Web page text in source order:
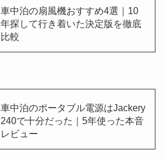
車中泊の扇風機おすすめ4選｜10
年探して行き着いた決定版を徹底
比較
車中泊のポータブル電源はJackery
240で十分だった｜5年使った本音
レビュー